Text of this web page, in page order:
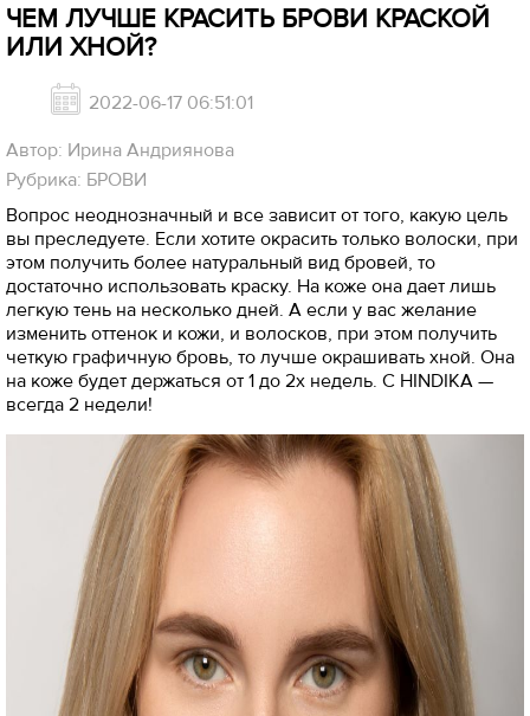
ЧЕМ ЛУЧШЕ КРАСИТЬ БРОВИ КРАСКОЙ
ИЛИ ХНОЙ?
2022-06-17 06:51:01
Автор: Ирина Андриянова
Рубрика: БРОВИ
Вопрос неоднозначный и все зависит от того, какую цель
вы преследуете. Если хотите окрасить только волоски, при
этом получить более натуральный вид бровей, то
достаточно использовать краску. На коже она дает лишь
легкую тень на несколько дней. А если у вас желание
изменить оттенок и кожи, и волосков, при этом получить
четкую графичную бровь, то лучше окрашивать хной. Она
на коже будет держаться от 1 до 2х недель. С HINDIKA —
всегда 2 недели!